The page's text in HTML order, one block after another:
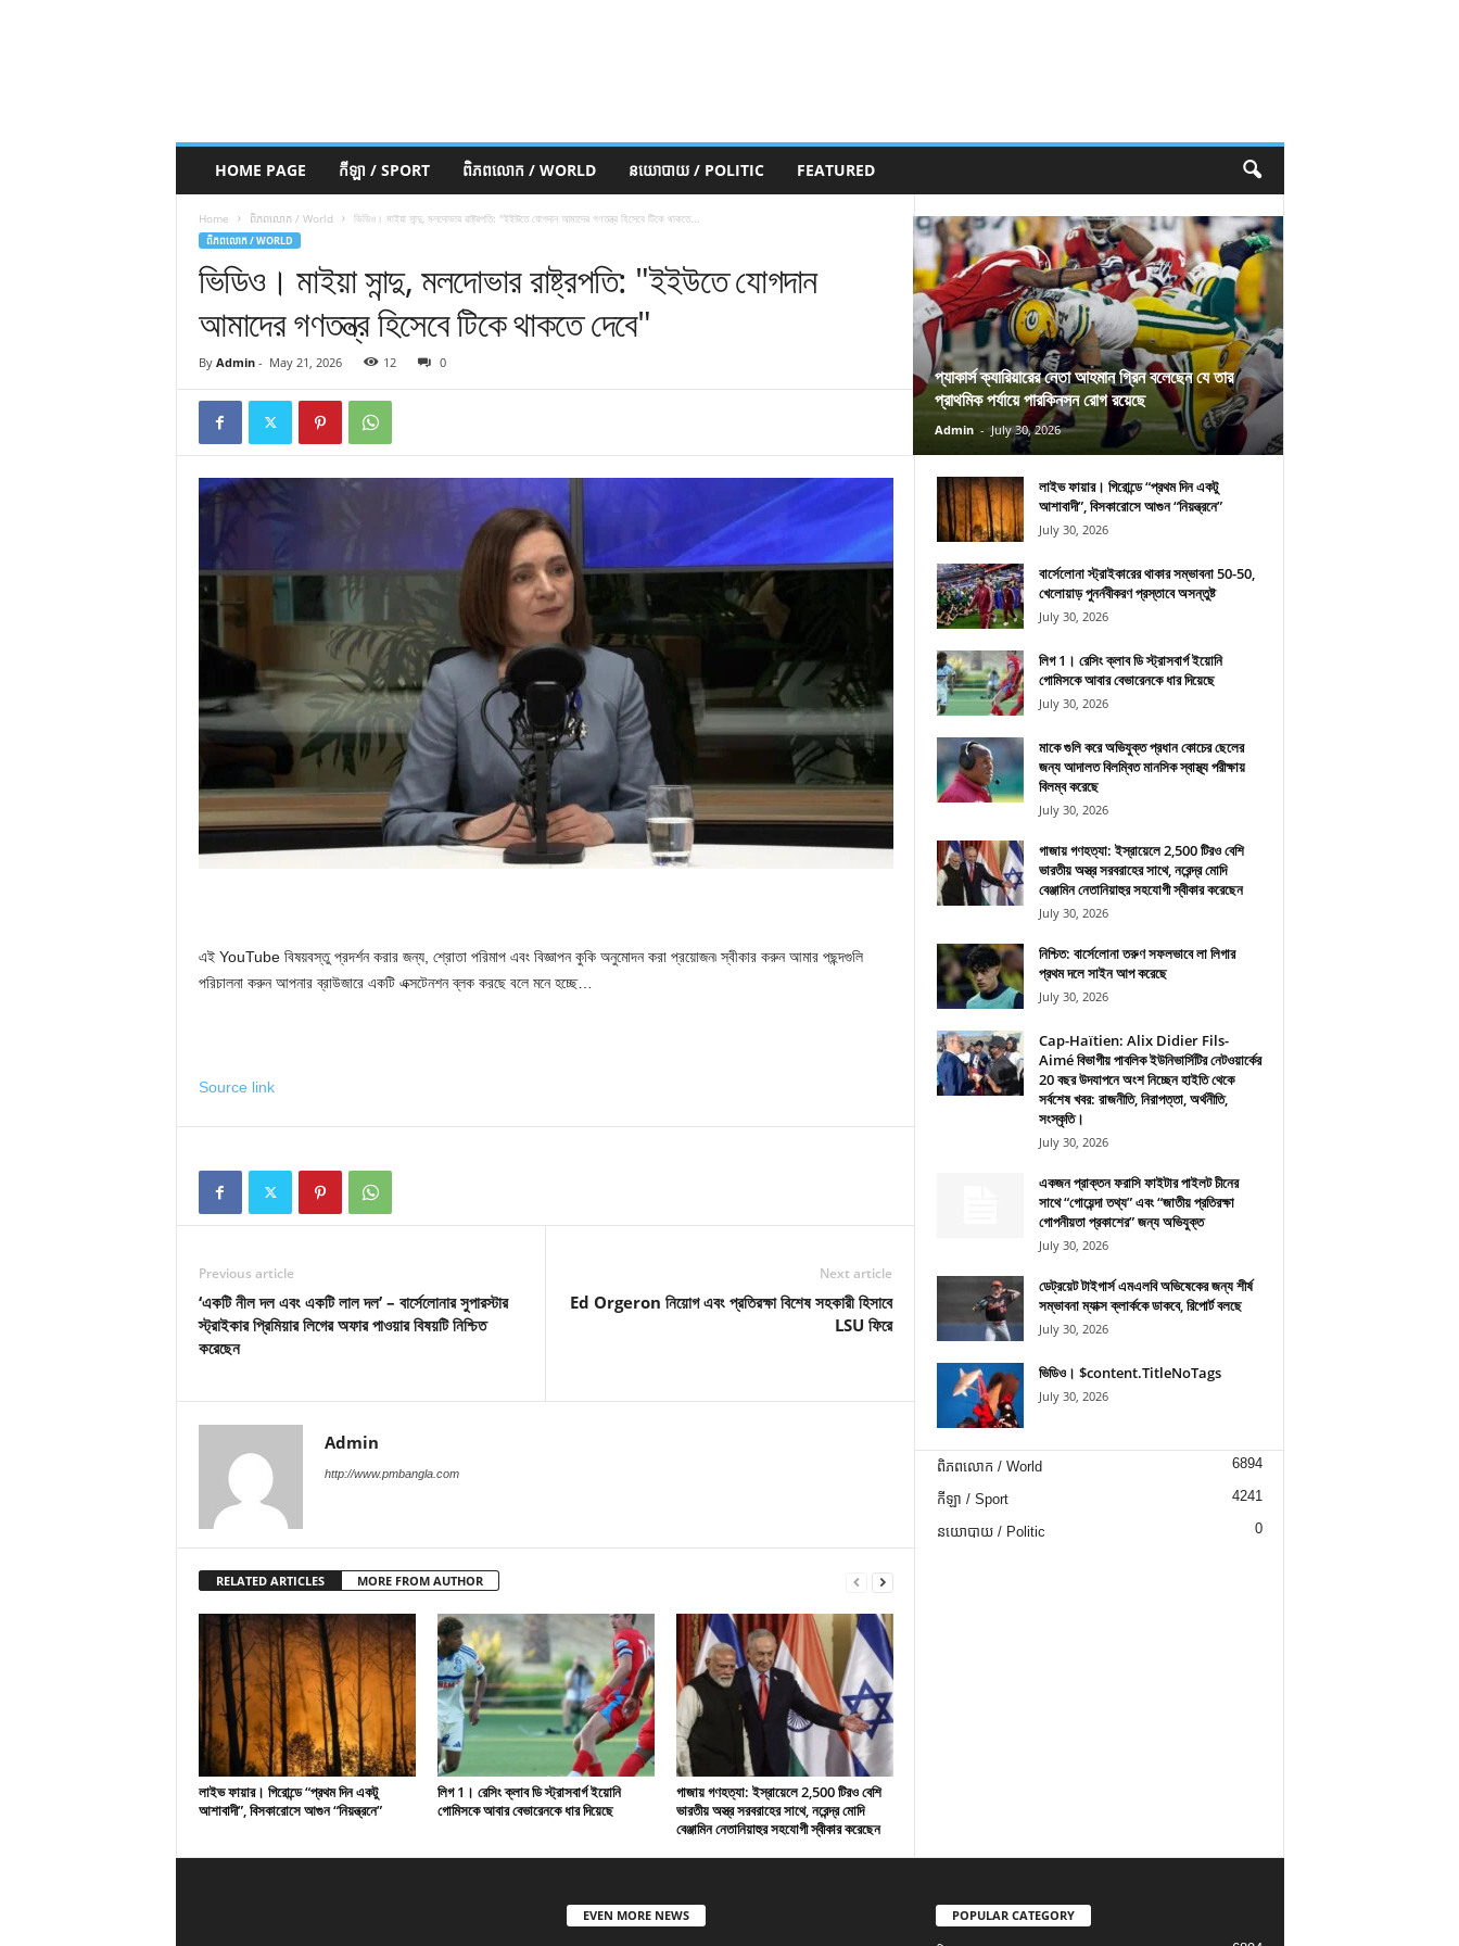
HOME PAGE កីឡា / SPORT ពិភពលោក / WORLD នយោបាយ / POLITIC FEATURED
Home ពិភពលោក / World ভিডিও। মাইয়া সান্দু, মলদোভার রাষ্ট্রপতি: "ইইউতে যোগদান আমাদের গণতন্ত্র হিসেবে টিকে থাকতে...
ពិភពលោក / WORLD
ভিডিও। মাইয়া সান্দু, মলদোভার রাষ্ট্রপতি: "ইইউতে যোগদান
আমাদের গণতন্ত্র হিসেবে টিকে থাকতে দেবে"
By Admin- May 21, 2026 12 0
এই YouTube বিষয়বস্তু প্রদর্শন করার জন্য, শ্রোতা পরিমাপ এবং বিজ্ঞাপন কুকি অনুমোদন করা প্রয়োজন৷ স্বীকার করুন আমার পছন্দগুলি
পরিচালনা করুন আপনার ব্রাউজারে একটি এক্সটেনশন ব্লক করছে বলে মনে হচ্ছে…
Source link
Previous article
‘একটি নীল দল এবং একটি লাল দল’ – বার্সেলোনার সুপারস্টার
স্ট্রাইকার প্রিমিয়ার লিগের অফার পাওয়ার বিষয়টি নিশ্চিত
করেছেন
Next article
Ed Orgeron নিয়োগ এবং প্রতিরক্ষা বিশেষ সহকারী হিসাবে
LSU ফিরে
Admin
http://www.pmbangla.com
RELATED ARTICLES MORE FROM AUTHOR
লাইভ ফায়ার। গিরোন্ডে “প্রথম দিন একটু
আশাবাদী”, বিসকারোসে আগুন “নিয়ন্ত্রনে”
লিগ 1। রেসিং ক্লাব ডি স্ট্রাসবার্গ ইয়োনি
গোমিসকে আবার বেভারেনকে ধার দিয়েছে
গাজায় গণহত্যা: ইস্রায়েলে 2,500 টিরও বেশি
ভারতীয় অস্ত্র সরবরাহের সাথে, নরেন্দ্র মোদি
বেঞ্জামিন নেতানিয়াহুর সহযোগী স্বীকার করেছেন
প্যাকার্স ক্যারিয়ারের নেতা আহমান গ্রিন বলেছেন যে তার
প্রাথমিক পর্যায়ে পারকিনসন রোগ রয়েছে
Admin - July 30, 2026
লাইভ ফায়ার। গিরোন্ডে “প্রথম দিন একটু
আশাবাদী”, বিসকারোসে আগুন “নিয়ন্ত্রনে”
July 30, 2026
বার্সেলোনা স্ট্রাইকারের থাকার সম্ভাবনা 50-50,
খেলোয়াড় পুনর্নবীকরণ প্রস্তাবে অসন্তুষ্ট
July 30, 2026
লিগ 1। রেসিং ক্লাব ডি স্ট্রাসবার্গ ইয়োনি
গোমিসকে আবার বেভারেনকে ধার দিয়েছে
July 30, 2026
মাকে গুলি করে অভিযুক্ত প্রধান কোচের ছেলের
জন্য আদালত বিলম্বিত মানসিক স্বাস্থ্য পরীক্ষায়
বিলম্ব করেছে
July 30, 2026
গাজায় গণহত্যা: ইস্রায়েলে 2,500 টিরও বেশি
ভারতীয় অস্ত্র সরবরাহের সাথে, নরেন্দ্র মোদি
বেঞ্জামিন নেতানিয়াহুর সহযোগী স্বীকার করেছেন
July 30, 2026
নিশ্চিত: বার্সেলোনা তরুণ সফলভাবে লা লিগার
প্রথম দলে সাইন আপ করেছে
July 30, 2026
Cap-Haïtien: Alix Didier Fils-
Aimé বিভাগীয় পাবলিক ইউনিভার্সিটির নেটওয়ার্কের
20 বছর উদযাপনে অংশ নিচ্ছেন হাইতি থেকে
সর্বশেষ খবর: রাজনীতি, নিরাপত্তা, অর্থনীতি,
সংস্কৃতি।
July 30, 2026
একজন প্রাক্তন ফরাসি ফাইটার পাইলট চীনের
সাথে “গোয়েন্দা তথ্য” এবং “জাতীয় প্রতিরক্ষা
গোপনীয়তা প্রকাশের” জন্য অভিযুক্ত
July 30, 2026
ডেট্রয়েট টাইগার্স এমএলবি অভিষেকের জন্য শীর্ষ
সম্ভাবনা ম্যাক্স ক্লার্ককে ডাকবে, রিপোর্ট বলছে
July 30, 2026
ভিডিও। $content.TitleNoTags
July 30, 2026
ពិភពលោក / World 6894
កីឡា / Sport 4241
នយោបាយ / Politic 0
EVEN MORE NEWS POPULAR CATEGORY